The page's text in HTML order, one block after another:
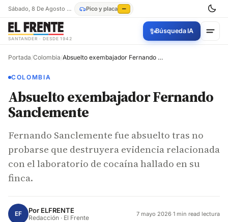
Sábado, 8 De Agosto De 2026 Pico y placa —
SANTANDER · DESDE 1942
✨Búsqueda IA
Portada/Colombia/ Absuelto exembajador Fernando Sanclemente
COLOMBIA
Absuelto exembajador Fernando
Sanclemente
Fernando Sanclemente fue absuelto tras no
probarse que destruyera evidencia relacionada
con el laboratorio de cocaína hallado en su
finca.
EF Por ELFRENTE
Redacción · El Frente 7 mayo 2026·1 min read lectura